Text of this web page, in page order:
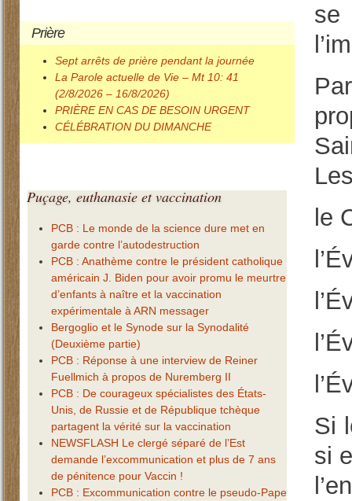
se
le
Si
si
Prière
Sept arrêts de prière pendant la journée
La Parole actuelle de Vie – Mt 10: 41
(2/8/2026 – 16/8/2026)
PRIÈRE EN CAS DE BESOIN URGENT
CÉLÉBRATION DU DIMANCHE
Puçage,euthanasie et vaccination
PCB : Le monde de la science dure met en
garde contre l’autodestruction
PCB : Anathème contre le président catholique
américain J. Biden pour avoir promu le meurtre
d’enfants à naître et la vaccination
expérimentale à ARN messager
Bergoglio et le Synode sur la Synodalité
(Deuxième partie)
PCB : Réponse à une interview de Reiner
Fuellmich à propos de Nuremberg II
PCB : De courageux spécialistes des États-
Unis, de Russie et de République tchèque
partagent la vérité sur la vaccination
NEWSFLASH Le clergé séparé de l’Est
demande l’excommunication et plus de 7 ans
de pénitence pour Vaccin !
PCB : Excommunication contre le pseudo-Pape